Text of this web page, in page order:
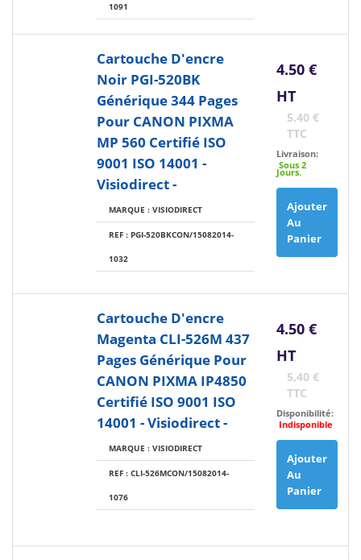
1091
Cartouche D'encre
Noir PGI-520BK
Générique 344 Pages
Pour CANON PIXMA
MP 560 Certifié ISO
9001 ISO 14001 -
Visiodirect -
MARQUE : VISIODIRECT
REF : PGI-520BKCON/15082014-
1032
4.50 €
HT
5,40 €
TTC
Livraison:
Sous 2
Jours.
Ajouter
Au
Panier
Cartouche D'encre
Magenta CLI-526M 437
Pages Générique Pour
CANON PIXMA IP4850
Certifié ISO 9001 ISO
14001 - Visiodirect -
MARQUE : VISIODIRECT
REF : CLI-526MCON/15082014-
1076
4.50 €
HT
5,40 €
TTC
Disponibilité:
Indisponible
Ajouter
Au
Panier